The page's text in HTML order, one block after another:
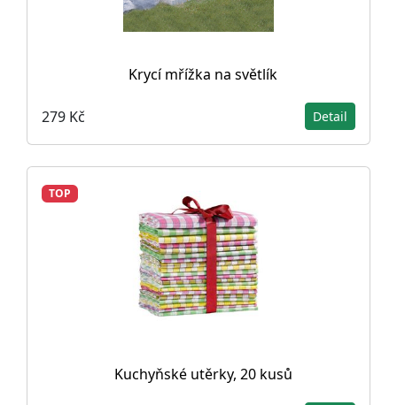
Krycí mřížka na světlík
279 Kč Detail
TOP
Kuchyňské utěrky, 20 kusů